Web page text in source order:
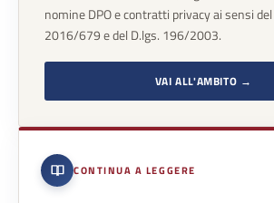
nomine DPO e contratti privacy ai sensi del
2016/679 e del D.lgs. 196/2003.
VAI ALL'AMBITO →
CONTINUA A LEGGERE